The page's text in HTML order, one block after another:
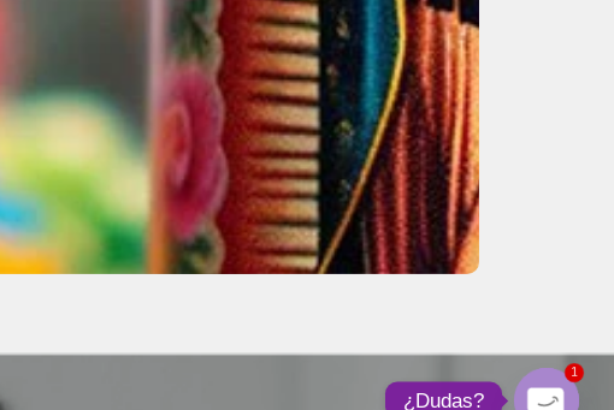
¿Dudas?
1